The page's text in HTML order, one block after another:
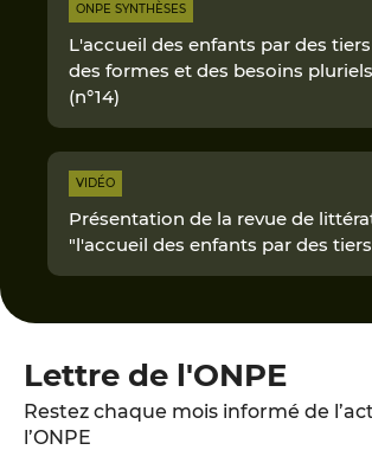
ONPE SYNTHÈSES
L'accueil des enfants par des tiers
des formes et des besoins pluriels
(n°14)
VIDÉO
Présentation de la revue de
"l'accueil des enfants par des
Lettre de l'ONPE
Restez chaque mois informé de
l’ONPE